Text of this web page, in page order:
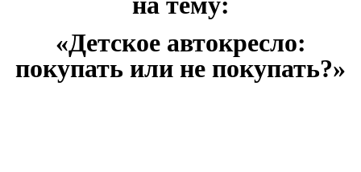
«Детское автокресло:
покупать или не покупать?»